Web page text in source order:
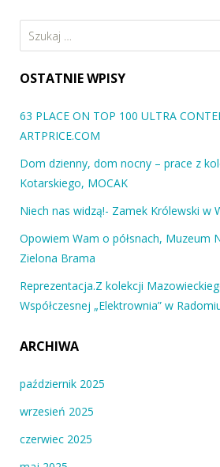
Szukaj:
OSTATNIE WPISY
63 PLACE ON TOP 100 ULTRA
ARTPRICE.COM
Dom dzienny, dom nocny – prace z
Kotarskiego, MOCAK
Niech nas widzą!- Zamek Królewski w
Opowiem Wam o półsnach, Muzeum
Zielona Brama
Reprezentacja.Z kolekcji
Współczesnej „Elektrownia” w
ARCHIWA
październik 2025
wrzesień 2025
czerwiec 2025